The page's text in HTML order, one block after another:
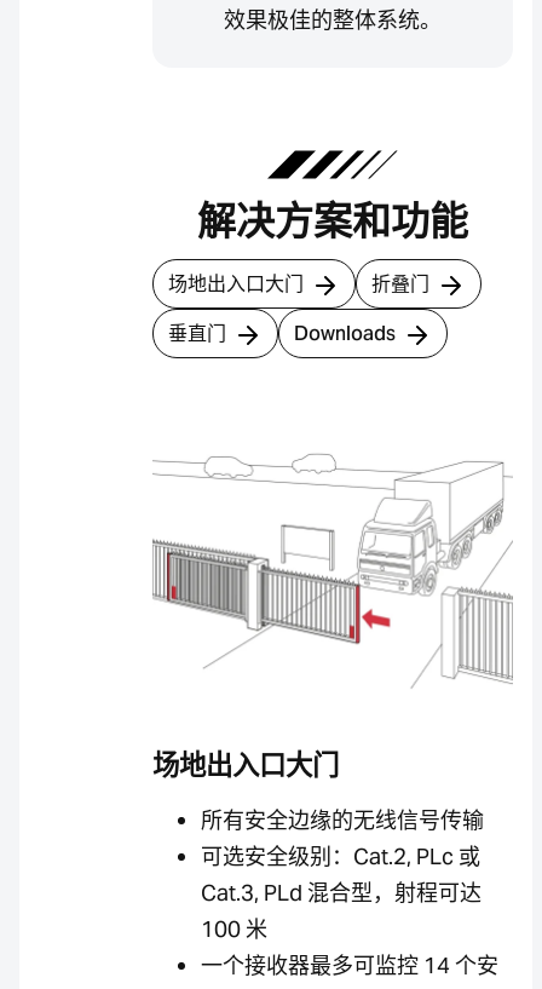
效果极佳的整体系统。
解决方案和功能
场地出入口大门
折叠门
垂直门
Downloads
场地出入口大门
所有安全边缘的无线信号传输
可选安全级别：Cat.2, PLc 或
Cat.3, PLd 混合型，射程可达
100 米
一个接收器最多可监控 14 个安